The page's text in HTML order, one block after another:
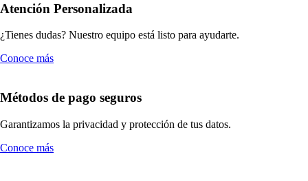
Atención Personalizada
¿Tienes dudas? Nuestro equipo está listo para ayudarte.
Conoce más
Métodos de pago seguros
Garantizamos la privacidad y protección de tus datos.
Conoce más